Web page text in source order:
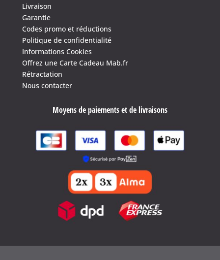
Livraison
Garantie
Codes promo et réductions
Politique de confidentialité
Informations Cookies
Offrez une Carte Cadeau Mab.fr
Rétractation
Nous contacter
Moyens de paiements et de livraisons